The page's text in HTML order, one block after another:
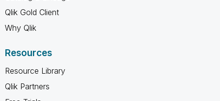
Qlik Gold Client
Why Qlik
Resources
Resource Library
Qlik Partners